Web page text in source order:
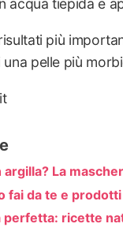
acqua tiepida e
più
pelle più
La
fai da te e
ricette